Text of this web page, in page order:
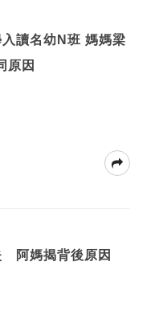
讀名幼N班 媽媽梁
原因
阿媽揭背後原因